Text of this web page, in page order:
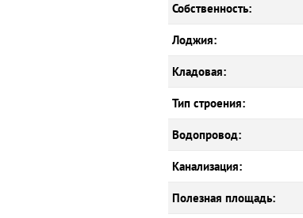
Собственность:
Лоджия:
Кладовая:
Тип строения:
Водопровод:
Канализация:
Полезная площадь: